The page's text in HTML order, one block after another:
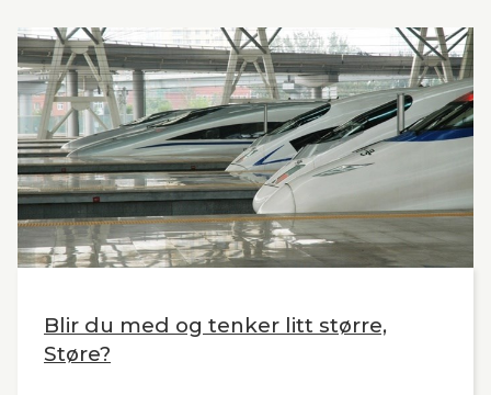
tid. Seners utredning vil derfor være interessant
også for andre aktuelle høyhastighetsbaner i
Norge og til våre naboland.
Blir du med og tenker litt større,
Støre?